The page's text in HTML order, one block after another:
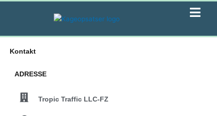
Kontakt
ADRESSE
Tropic Traffic LLC-FZ